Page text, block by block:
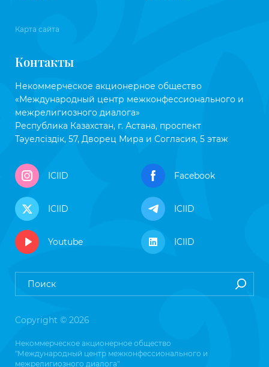
Карта сайта
Контакты
Некоммерческое акционерное общество
«Международный центр межконфессионального и
межрелигиозного диалога»
Республика Казахстан, г. Астана, проспект
Тәуелсіздік, 57, Дворец Мира и Согласия, 5 этаж
ICIID Facebook
ICIID ICIID
Youtube ICIID
Copyright © 2026
Некоммерческое акционерное общество
"Международный центр межконфессионального и
межрелигиозного диалога"